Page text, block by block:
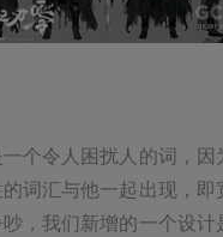
个令人困扰人的词，因
词汇与他一起出现，即
，我们新增的一个设计